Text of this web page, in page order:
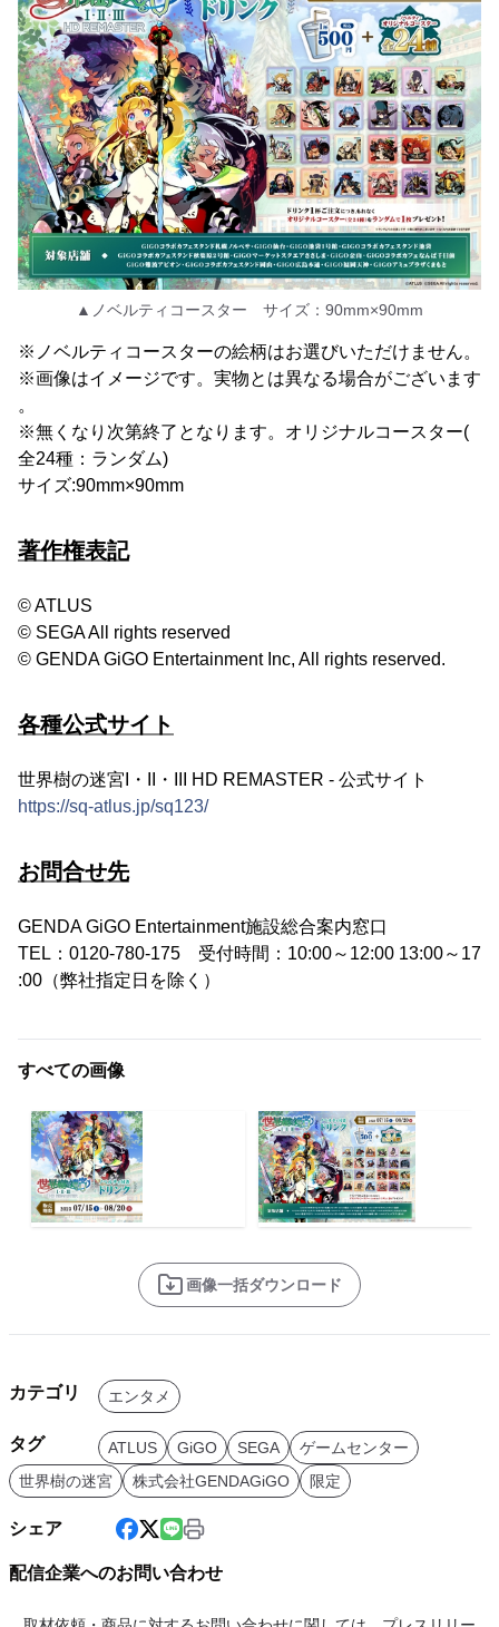
▲ノベルティコースター サイズ：90mm×90mm
※ノベルティコースターの絵柄はお選びいただけません。
※画像はイメージです。実物とは異なる場合がございます
。
※無くなり次第終了となります。オリジナルコースター(
全24種：ランダム)
サイズ:90mm×90mm
著作権表記
© ATLUS
© SEGA All rights reserved
© GENDA GiGO Entertainment Inc, All rights reserved.
各種公式サイト
世界樹の迷宮I・II・III HD REMASTER - 公式サイト
https://sq-atlus.jp/sq123/
お問合せ先
GENDA GiGO Entertainment施設総合案内窓口
TEL：0120-780-175 受付時間：10:00～12:00 13:00～17
:00（弊社指定日を除く）
すべての画像
画像一括ダウンロード
カテゴリ エンタメ
タグ ATLUS GiGO SEGA
ゲームセンター
世界樹の迷宮
株式会社GENDAGiGO 限定
シェア
配信企業へのお問い合わせ